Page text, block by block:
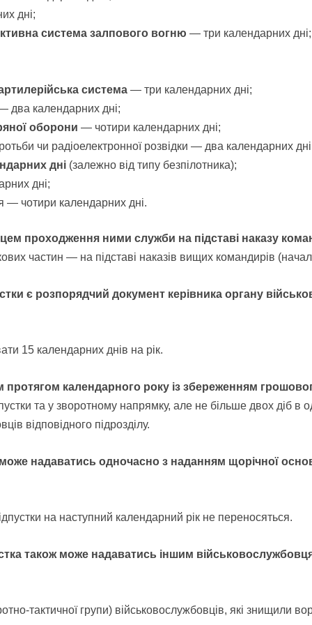
дні;
система залпового вогню — три календарних дні;
система — три календарних дні;
два календарних дні;
оборони — чотири календарних дні;
чи радіоелектронної розвідки — два календарних
дні (залежно від типу безпілотника);
дні;
— чотири календарних дні.
проходження ними служби на підставі наказу
частин — на підставі наказів вищих командирів
є розпорядчий документ керівника органу
15 календарних днів на рік.
календарного року із збереженням
та у зворотному напрямку, але не більше двох діб в
відповідного підрозділу.
надаватись одночасно з наданням щорічної
на наступний календарний рік не переносяться.
також може надаватись іншим
тактичної групи) військовослужбовців, які знищили